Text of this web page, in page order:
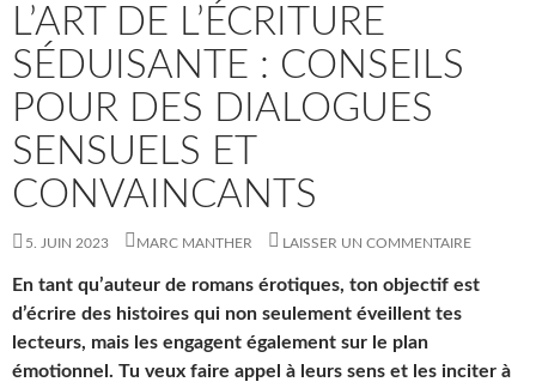
L’ART DE L’ÉCRITURE
SÉDUISANTE : CONSEILS
POUR DES DIALOGUES
SENSUELS ET
CONVAINCANTS
5. JUIN 2023 MARC MANTHER LAISSER UN COMMENTAIRE
En tant qu’auteur de romans érotiques, ton objectif est
d’écrire des histoires qui non seulement éveillent tes
lecteurs, mais les engagent également sur le plan
émotionnel. Tu veux faire appel à leurs sens et les inciter à